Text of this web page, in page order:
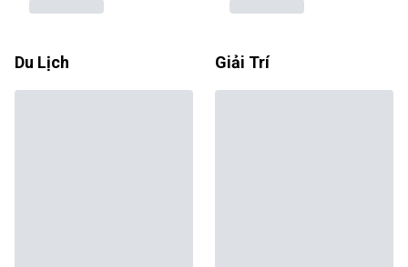
Du Lịch Giải Trí